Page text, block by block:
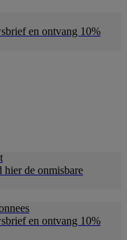
en ontvang 10%
hier de onmisbare
en ontvang 10%